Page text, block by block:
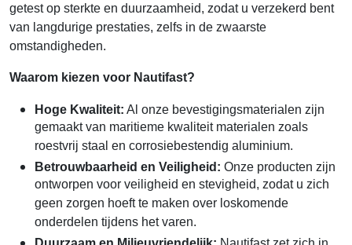
getest op sterkte en duurzaamheid, zodat u verzekerd bent
van langdurige prestaties, zelfs in de zwaarste
omstandigheden.
Waarom kiezen voor Nautifast?
Hoge Kwaliteit: Al onze bevestigingsmaterialen zijn
gemaakt van maritieme kwaliteit materialen zoals
roestvrij staal en corrosiebestendig aluminium.
Betrouwbaarheid en Veiligheid: Onze producten zijn
ontworpen voor veiligheid en stevigheid, zodat u zich
geen zorgen hoeft te maken over loskomende
onderdelen tijdens het varen.